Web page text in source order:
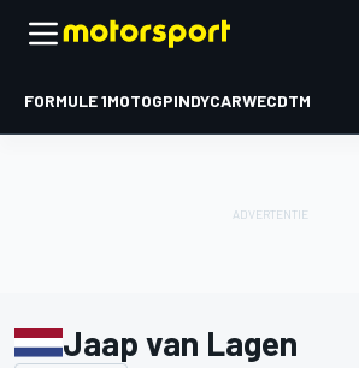
FORMULE 1MOTOGPINDYCARWECDTM
Jaap van Lagen